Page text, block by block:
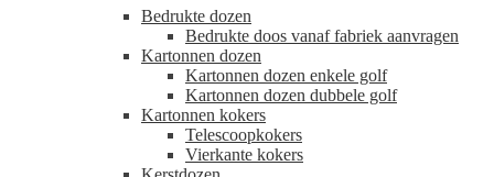
Bedrukte dozen
Bedrukte doos vanaf fabriek aanvragen
Kartonnen dozen
Kartonnen dozen enkele golf
Kartonnen dozen dubbele golf
Kartonnen kokers
Telescoopkokers
Vierkante kokers